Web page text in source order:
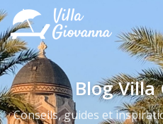
Blog Villa
Conseils, guides et